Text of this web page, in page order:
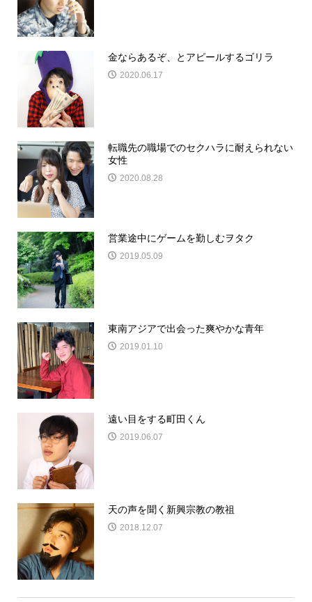
金ならあるぞ、とアピールするゴリラ
2020.06.17
転職先の職場でのセクハラに耐えられない
女性
2020.08.28
営業途中にゲームを勤しむヲタク
2019.05.09
東南アジアで出会った爽やかな青年
2019.01.10
遠い目をする町田くん
2019.06.07
天の声を聞く新興宗教の教祖
2018.12.07